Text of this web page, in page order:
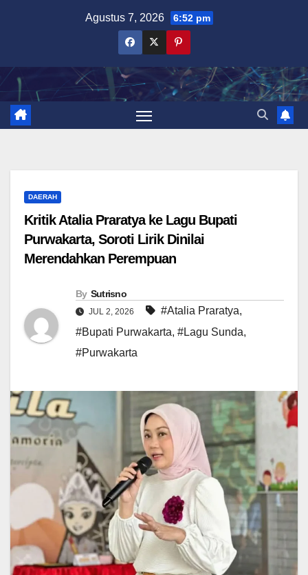
Agustus 7, 2026 6:52 pm
DAERAH
Kritik Atalia Praratya ke Lagu Bupati
Purwakarta, Soroti Lirik Dinilai
Merendahkan Perempuan
By Sutrisno
JUL 2, 2026 #Atalia Praratya,
#Bupati Purwakarta, #Lagu Sunda,
#Purwakarta